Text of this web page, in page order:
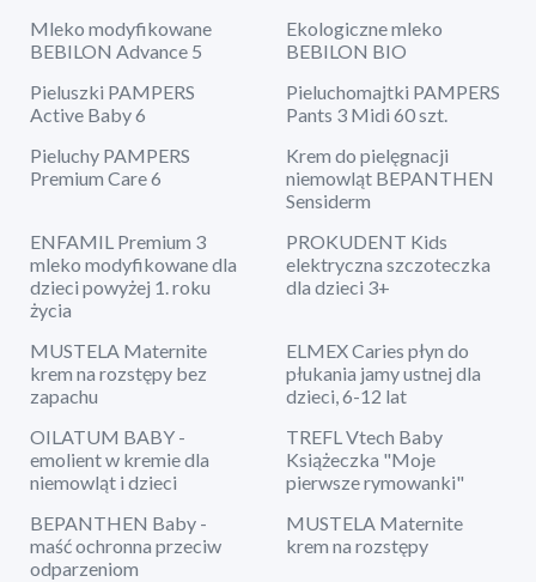
Mleko modyfikowane
BEBILON Advance 5
Ekologiczne mleko
BEBILON BIO
Pieluszki PAMPERS
Active Baby 6
Pieluchomajtki PAMPERS
Pants 3 Midi 60 szt.
Pieluchy PAMPERS
Premium Care 6
Krem do pielęgnacji
niemowląt BEPANTHEN
Sensiderm
ENFAMIL Premium 3
mleko modyfikowane dla
dzieci powyżej 1. roku
życia
PROKUDENT Kids
elektryczna szczoteczka
dla dzieci 3+
MUSTELA Maternite
krem na rozstępy bez
zapachu
ELMEX Caries płyn do
płukania jamy ustnej dla
dzieci, 6-12 lat
OILATUM BABY -
emolient w kremie dla
niemowląt i dzieci
TREFL Vtech Baby
Książeczka "Moje
pierwsze rymowanki"
BEPANTHEN Baby -
maść ochronna przeciw
odparzeniom
MUSTELA Maternite
krem na rozstępy